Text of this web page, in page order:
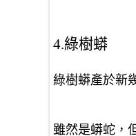
4.綠樹蟒
綠樹蟒產於新
雖然是蟒蛇，